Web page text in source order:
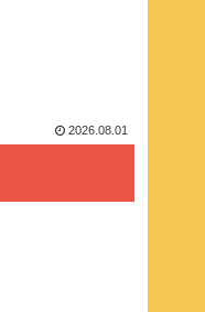
2026.08.01